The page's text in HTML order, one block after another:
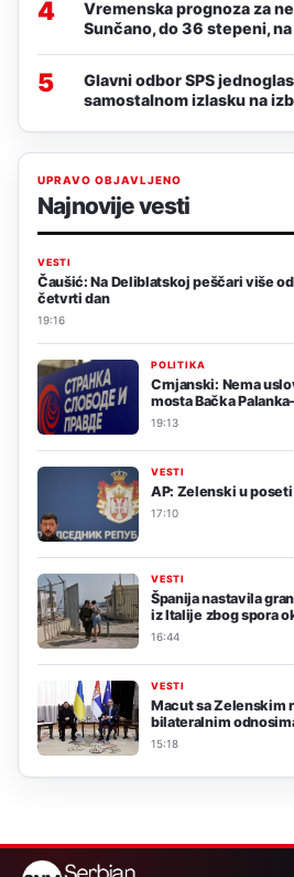
4
Vremenska prognoza za
Sunčano, do 36 stepeni,
5
Glavni odbor SPS
samostalnom izlasku na
UPRAVO OBJAVLJENO
Najnovije vesti
VESTI
Čaušić: Na Deliblatskoj peščari više
četvrti dan
19:16
POLITIKA
Crnjanski: Nema
mosta Bačka
19:13
VESTI
AP: Zelenski u
17:10
VESTI
Španija nastavila
iz Italije zbog spora
16:44
VESTI
Macut sa Zelenskim
bilateralnim
15:18